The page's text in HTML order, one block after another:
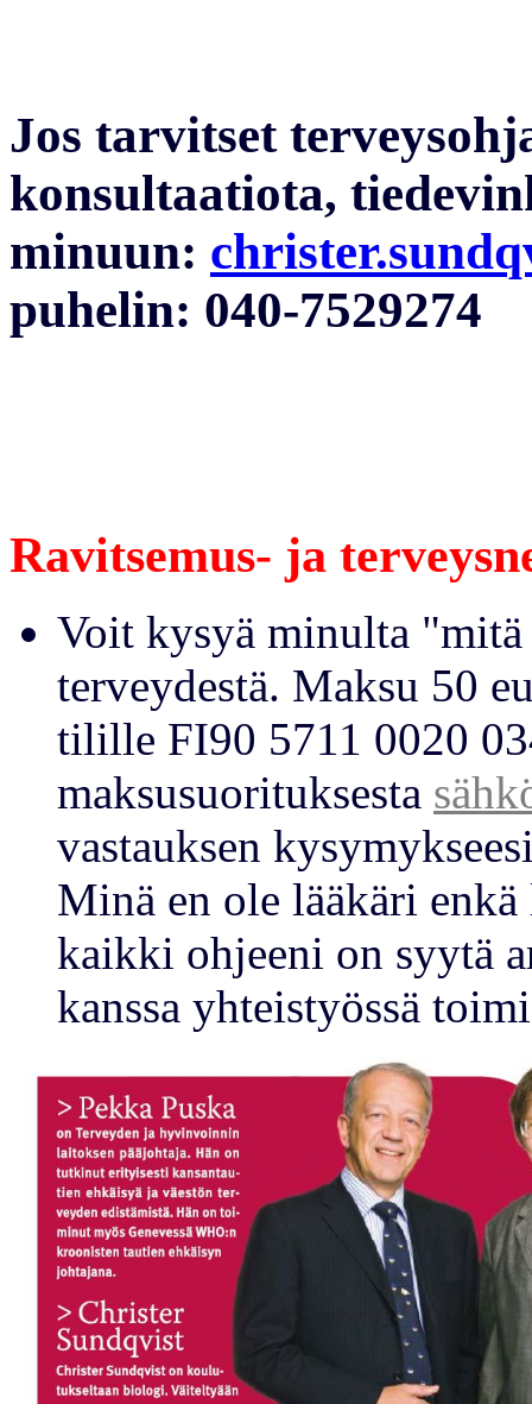
Jos tarvitset
konsultaatiota,
minuun:
puhelin: 040-7529274
Ravitsemus- ja
Voit kysyä minulta "mitä
terveydestä. Maksu 50
tilille FI90 5711 0020
maksusuorituksesta
vastauksen
Minä en ole lääkäri
kaikki ohjeeni on syytä
kanssa yhteistyössä